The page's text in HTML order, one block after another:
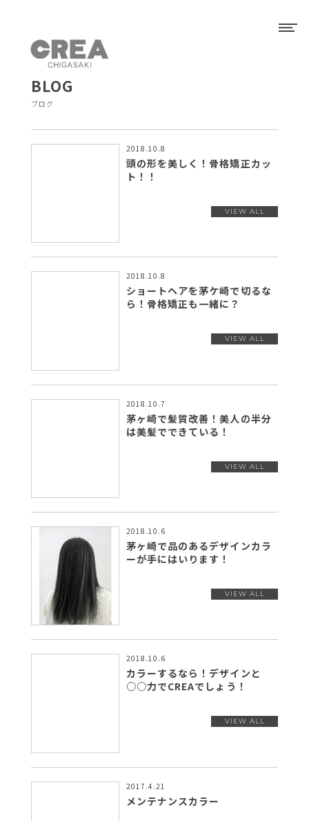
BLOG
ブログ
2018.10.8
頭の形を美しく！骨格矯正カッ
ト！！
2018.10.8
ショートヘアを茅ケ崎で切るな
ら！骨格矯正も一緒に？
2018.10.7
茅ヶ崎で髪質改善！美人の半分
は美髪でできている！
2018.10.6
茅ヶ崎で品のあるデザインカラ
ーが手にはいります！
2018.10.6
カラーするなら！デザインと
○○力でCREAでしょう！
2017.4.21
メンテナンスカラー